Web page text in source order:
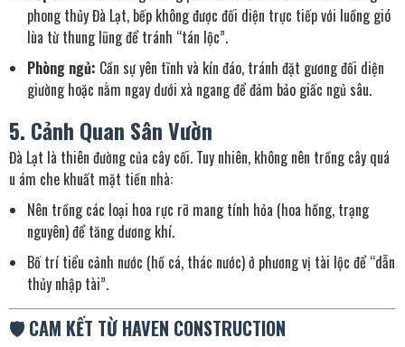
phong thủy Đà Lạt, bếp không được đối diện trực tiếp với luồng gió
lùa từ thung lũng để tránh “tán lộc”.
Phòng ngủ: Cần sự yên tĩnh và kín đáo, tránh đặt gương đối diện
giường hoặc nằm ngay dưới xà ngang để đảm bảo giấc ngủ sâu.
5. Cảnh Quan Sân Vườn
Đà Lạt là thiên đường của cây cối. Tuy nhiên, không nên trồng cây quá
u ám che khuất mặt tiền nhà:
Nên trồng các loại hoa rực rỡ mang tính hỏa (hoa hồng, trạng
nguyên) để tăng dương khí.
Bố trí tiểu cảnh nước (hồ cá, thác nước) ở phương vị tài lộc để “dẫn
thủy nhập tài”.
🛡️ CAM KẾT TỪ HAVEN CONSTRUCTION